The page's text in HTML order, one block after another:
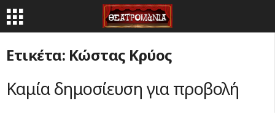
Ετικέτα: Κώστας Κρύος
Καμία δημοσίευση για προβολή